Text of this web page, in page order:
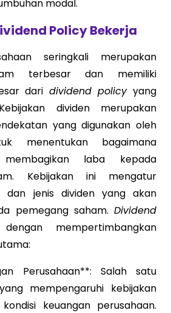
modal.
Policy Bekerja
seringkali merupakan
terbesar dan memiliki
dari dividend policyyang
dividen merupakan
yang digunakan oleh
menentukan bagaimana
laba kepada
Kebijakan ini mengatur
dan jenis dividen yang akan
pemegang saham. Dividend
mempertimbangkan
Perusahaan**: Salah satu
mempengaruhi kebijakan
keuangan perusahaan.